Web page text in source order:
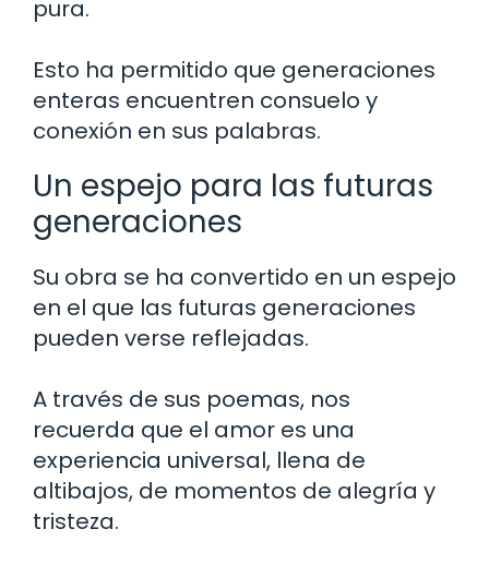
pura.
Esto ha permitido que generaciones
enteras encuentren consuelo y
conexión en sus palabras.
Un espejo para las futuras
generaciones
Su obra se ha convertido en un espejo
en el que las futuras generaciones
pueden verse reflejadas.
A través de sus poemas, nos
recuerda que el amor es una
experiencia universal, llena de
altibajos, de momentos de alegría y
tristeza.